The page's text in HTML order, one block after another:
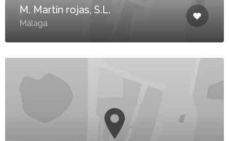
M. Martín rojas, S.L.
Málaga